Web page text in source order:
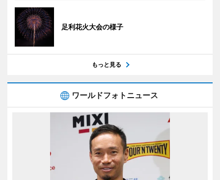
足利花火大会の様子
もっと見る
ワールドフォトニュース